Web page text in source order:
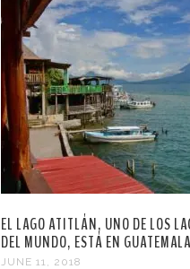
EL LAGO ATITLÁN, UNO DE LOS
DEL MUNDO, ESTÁ EN GUATEMALA
JUNE 11, 2018